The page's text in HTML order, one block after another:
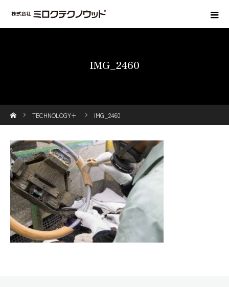
IMG_2460
TECHNOLOGY+ IMG_2460